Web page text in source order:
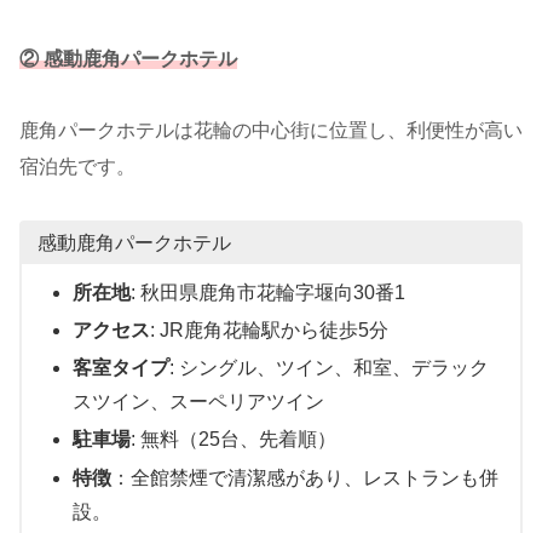
② 感動鹿角パークホテル
鹿角パークホテルは花輪の中心街に位置し、利便性が高い
宿泊先です。
感動鹿角パークホテル
所在地: 秋田県鹿角市花輪字堰向30番1
アクセス: JR鹿角花輪駅から徒歩5分
客室タイプ: シングル、ツイン、和室、デラック
スツイン、スーペリアツイン
駐車場: 無料（25台、先着順）
特徴：全館禁煙で清潔感があり、レストランも併
設。